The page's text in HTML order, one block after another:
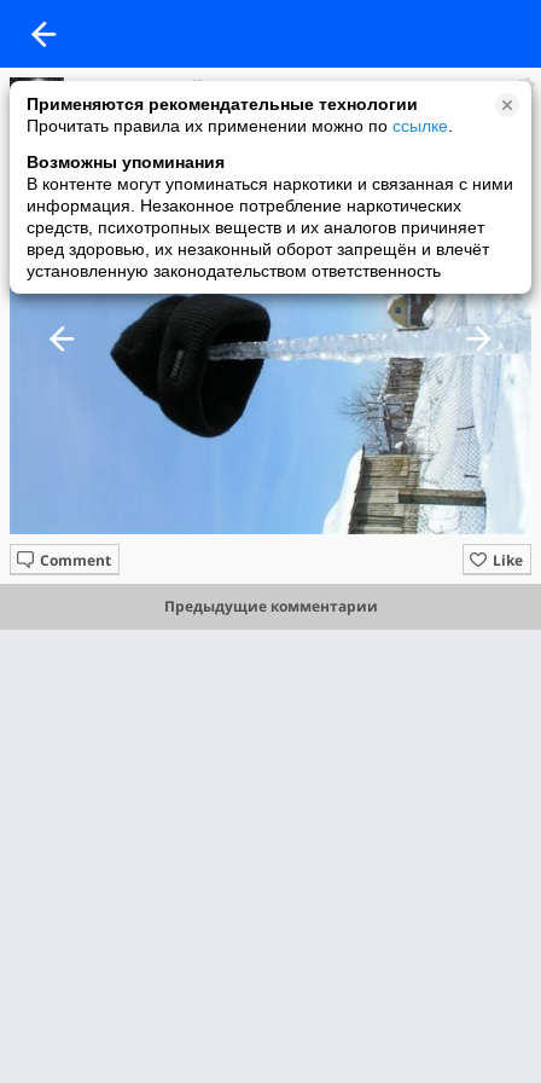
Применяются рекомендательные технологии
Прочитать правила их применении можно по ссылке
Возможны упоминания
В контенте могут упоминаться наркотики и связанная с ними
информация. Незаконное потребление наркотических
средств, психотропных веществ и их аналогов причиняет
вред здоровью, их незаконный оборот запрещён и влечёт
установленную законодательством ответственность
Алекс. Тот самый Алекс.
added a photo
19 Feb в 14:11
Like
Comment
Предыдущие комментарии